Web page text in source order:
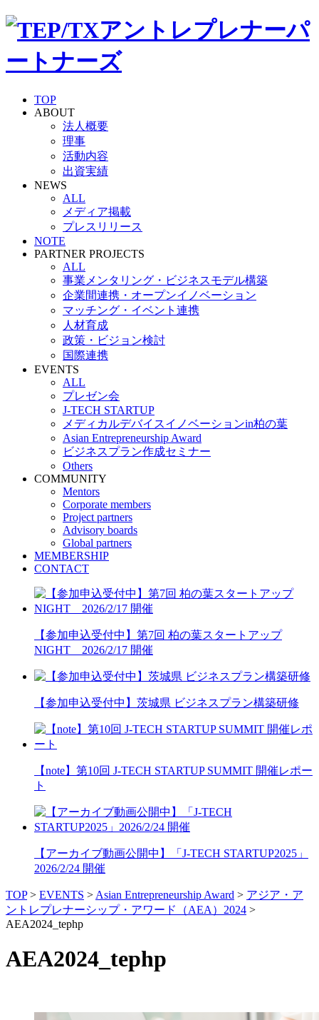
TOP
ABOUT
法人概要
理事
活動内容
出資実績
NEWS
ALL
メディア掲載
プレスリリース
NOTE
PARTNER PROJECTS
ALL
事業メンタリング・ビジネスモデル構築
企業間連携・オープンイノベーション
マッチング・イベント連携
人材育成
政策・ビジョン検討
国際連携
EVENTS
ALL
プレゼン会
J-TECH STARTUP
メディカルデバイスイノベーションin柏の葉
Asian Entrepreneurship Award
ビジネスプラン作成セミナー
Others
COMMUNITY
Mentors
Corporate members
Project partners
Advisory boards
Global partners
MEMBERSHIP
CONTACT
【参加申込受付中】第7回 柏の葉スタートアップ
NIGHT 2026/2/17 開催
【参加申込受付中】茨城県 ビジネスプラン構築研修
【note】第10回 J-TECH STARTUP SUMMIT 開催レポー
ト
【アーカイブ動画公開中】「J-TECH STARTUP2025」
2026/2/24 開催
TOP> EVENTS > Asian Entrepreneurship Award > アジア・ア
ントレプレナーシップ・アワード（AEA）2024 >
AEA2024_tephp
AEA2024_tephp